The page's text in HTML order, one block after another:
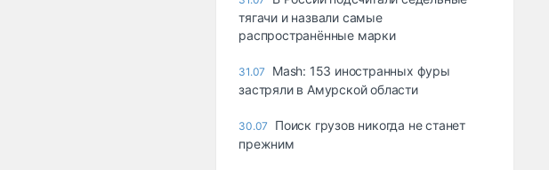
тягачи и назвали самые
распространённые марки
31.07
Mash: 153 иностранных фуры
застряли в Амурской области
30.07
Поиск грузов никогда не станет
прежним